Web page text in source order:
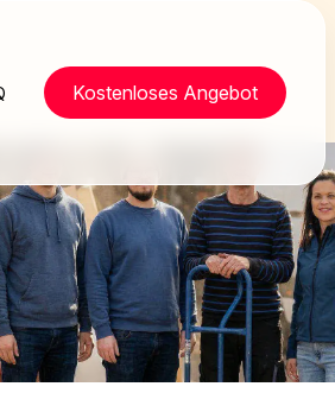
Kostenloses Angebot